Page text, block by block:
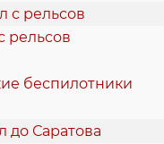
рельсов
беспилотники